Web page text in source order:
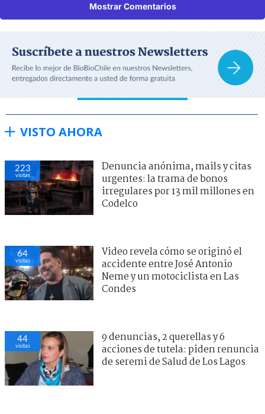
Mostrar Comentarios
VISTO AHORA
223
visitas
Denuncia anónima, mails y citas
urgentes: la trama de bonos
irregulares por 13 mil millones en
Codelco
64
visitas
Video revela cómo se originó el
accidente entre José Antonio
Neme y un motociclista en Las
Condes
44
visitas
9 denuncias, 2 querellas y 6
acciones de tutela: piden renuncia
de seremi de Salud de Los Lagos